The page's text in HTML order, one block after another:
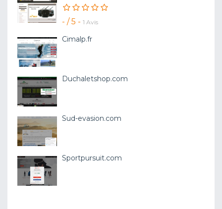
- / 5 - 1 Avis
Cimalp.fr
Duchaletshop.com
Sud-evasion.com
Sportpursuit.com